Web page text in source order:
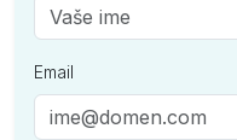
Email